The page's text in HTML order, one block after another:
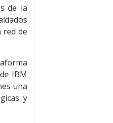
de la
red de
IBM
una
y